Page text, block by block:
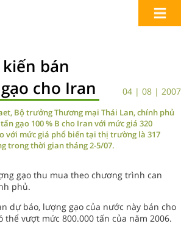
bán
cho Iran
04 | 08 | 2007
Bộ trưởng Thương mại Thái Lan, chính phủ
gạo 100 % B cho Iran với mức giá 320
với mức giá phổ biến tại thị trường là 317
trong thời gian tháng 2-5/07.
gạo thu mua theo chương trình can
phủ.
dự báo, lượng gạo của nước này bán cho
thể vượt mức 800.000 tấn của năm 2006.